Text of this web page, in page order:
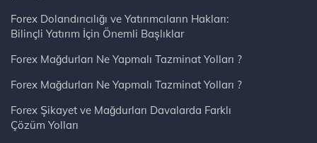
Forex Dolandırıcılığı ve Yatırımcıların Hakları:
Bilinçli Yatırım İçin Önemli Başlıklar
Forex Mağdurları Ne Yapmalı Tazminat Yolları ?
Forex Mağdurları Ne Yapmalı Tazminat Yolları ?
Forex Şikayet ve Mağdurları Davalarda Farklı
Çözüm Yolları